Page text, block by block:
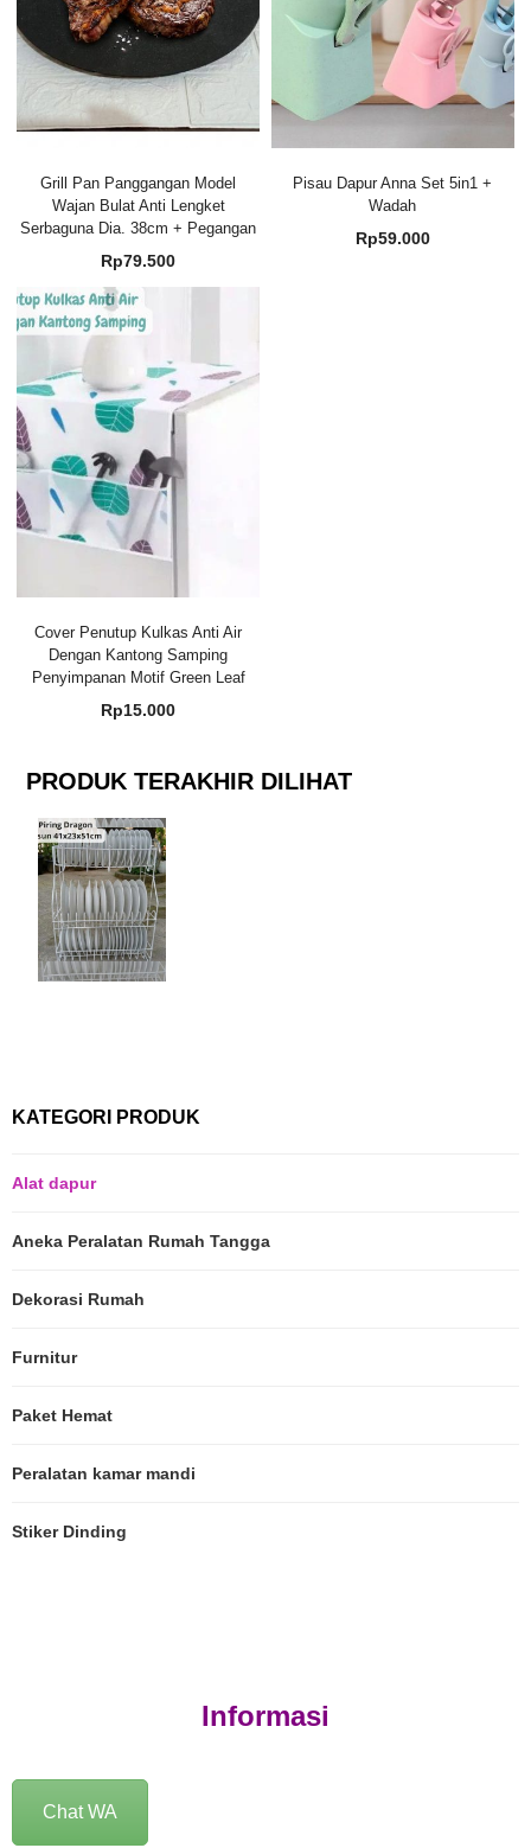
Grill Pan Panggangan Model
Wajan Bulat Anti Lengket
Serbaguna Dia. 38cm + Pegangan
Rp79.500
Pisau Dapur Anna Set 5in1 +
Wadah
Rp59.000
Cover Penutup Kulkas Anti Air
Dengan Kantong Samping
Penyimpanan Motif Green Leaf
Rp15.000
PRODUK TERAKHIR DILIHAT
KATEGORI PRODUK
Alat dapur
Aneka Peralatan Rumah Tangga
Dekorasi Rumah
Furnitur
Paket Hemat
Peralatan kamar mandi
Stiker Dinding
Informasi
Chat WA